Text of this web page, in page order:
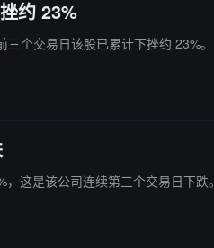
约 23%
个交易日该股已累计下挫约 23%。
这是该公司连续第三个交易日下跌。